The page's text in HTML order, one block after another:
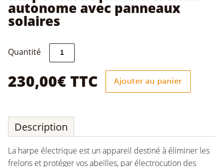
autonome avec panneaux
solaires
Quantité quantité
Harpe
électrique
anti-
panneaux
solaires
230,00€ TTC Ajouter au panier
Description
La harpe électrique est un appareil destiné à éliminer les
frelons et protéger vos abeilles, par électrocution des